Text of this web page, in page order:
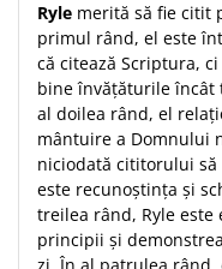
Eseuri
Marturii
Romane
Meditatii
Pedagogie
Poezii
Reviste
Sanatate
Statuete
Sticle apa
Suport pentru pahar
Tablouri
Tablouri canvas
Termos
Ryle merită să fie citit
primul rând, el este
că citează Scriptura,
bine învățăturile încât
al doilea rând, el
mântuire a Domnului
niciodată cititorului
este recunoștința și
treilea rând, Ryle
principii și